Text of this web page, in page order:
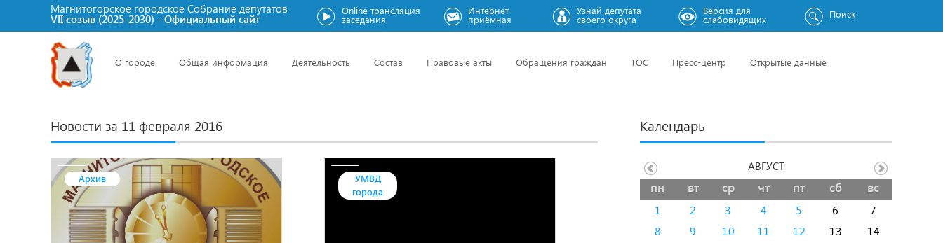
Магнитогорское городское Cобрание депутатов
VII созыв (2025-2030) - Официальный сайт
Online трансляция
заседания
Интернет
приёмная
Узнай депутата
своего округа
Версия для
слабовидящих Поиск
О городе Общая информация Деятельность Состав Правовые акты Обращения граждан ТОС Пресс-центр Открытые данные
Новости за 11 февраля 2016
Архив
УМВД
города
Календарь
пн вт ср чт пт сб вс
1 2 3 4 5 6
7
8
9 10 11 12 13
14
АВГУСТ